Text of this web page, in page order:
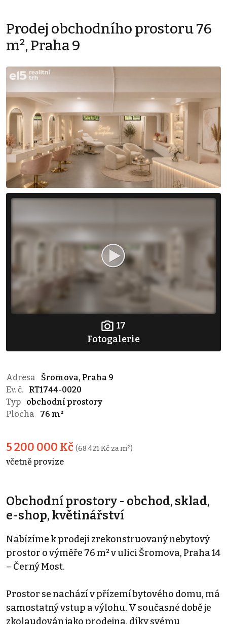
Prodej obchodního prostoru 76
m², Praha 9
17
Fotogalerie
Adresa
Šromova, Praha 9
Ev. č.
RT1744-0020
Typ
obchodní prostory
Plocha
76 m²
5 200 000 Kč (68 421 Kč za m²)
včetně provize
Obchodní prostory - obchod, sklad,
e-shop, květinářství
Nabízíme k prodeji zrekonstruovaný nebytový
prostor o výměře 76 m² v ulici Šromova, Praha 14
– Černý Most.
Prostor se nachází v přízemí bytového domu, má
samostatný vstup a výlohu. V současné době je
zkolaudován jako prodejna, díky svému